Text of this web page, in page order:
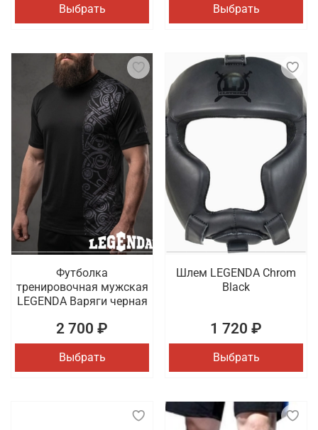
Выбрать Выбрать
Футболка
тренировочная мужская
LEGENDA Варяги черная
2 700 ₽
Выбрать
Шлем LEGENDA Chrom
Black
1 720 ₽
Выбрать